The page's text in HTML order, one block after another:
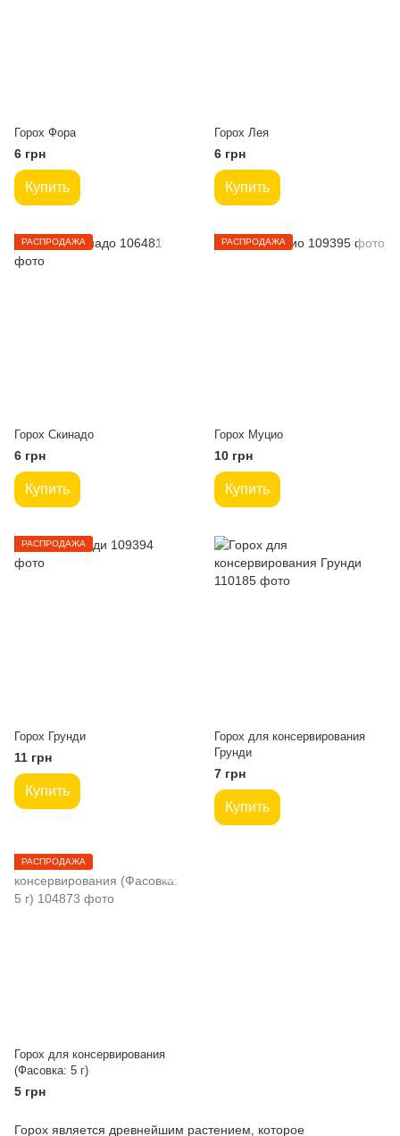
Горох Фора
6 грн
Купить
Горох Лея
6 грн
Купить
РАСПРОДАЖА
Горох Скинадо
6 грн
Купить
РАСПРОДАЖА
Горох Муцио
10 грн
Купить
РАСПРОДАЖА
Горох Грунди
11 грн
Купить
Горох для консервирования
Грунди
7 грн
Купить
РАСПРОДАЖА
Горох для консервирования
(Фасовка: 5 г)
5 грн
Горох является древнейшим растением, которое